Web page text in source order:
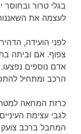
בגלי טרור ובחוסר
לעצמה את
לפני הועידה,
אדם נוספים
הרכב ומתחיל
כרזת המחאה
לגבי עצימת
המחבל ברכב צועק